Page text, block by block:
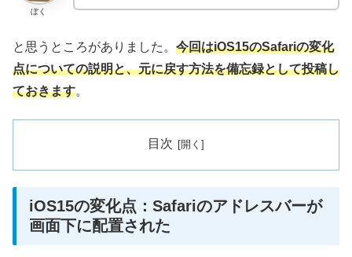
ぼく
と思うところがありました。 今回はiOS15のSafariの変化
点についての説明と、元に戻す方法を備忘録として投稿し
ておきます。
目次
iOS15の変化点：Safariのアドレスバーが
画面下に配置された